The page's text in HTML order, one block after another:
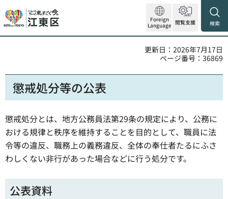
Foreign
Language 閲覧支援 検索
更新日：2026年7月17日
ページ番号：36869
懲戒処分等の公表
懲戒処分とは、地方公務員法第29条の規定により、公務に
おける規律と秩序を維持することを目的として、職員に法
令等の違反、職務上の義務違反、全体の奉仕者たるにふさ
わしくない非行があった場合などに行う処分です。
公表資料